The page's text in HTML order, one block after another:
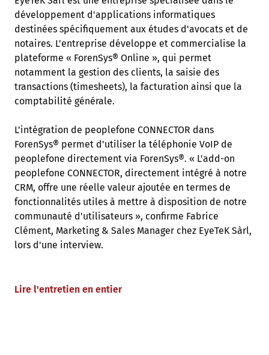
développement d'applications informatiques
destinées spécifiquement aux études d'avocats et de
notaires. L'entreprise développe et commercialise la
plateforme « ForenSys® Online », qui permet
notamment la gestion des clients, la saisie des
transactions (timesheets), la facturation ainsi que la
comptabilité générale.
L'intégration de peoplefone CONNECTOR dans
ForenSys® permet d'utiliser la téléphonie VoIP de
peoplefone directement via ForenSys®. « L'add-on
peoplefone CONNECTOR, directement intégré à notre
CRM, offre une réelle valeur ajoutée en termes de
fonctionnalités utiles à mettre à disposition de notre
communauté d'utilisateurs », confirme Fabrice
Clément, Marketing & Sales Manager chez EyeTeK Sàrl,
lors d'une interview.
Lire l'entretien en entier